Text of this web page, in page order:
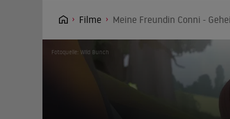
Filme Meine Freundin Conni -
Fotoquelle: Wild Bunch